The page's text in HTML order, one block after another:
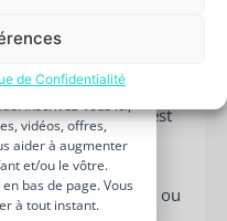
de Confidentialité
peuvent inclure :
: Lorsqu’un enfant
peut signifier qu’il est
d’une pause.
un moyen pour
inconfort, sa fatigue ou
PARENTAL
adresse email ne
Inscrivez-vous ici,
vidéos, offres,
aider à augmenter
et/ou le vôtre.
bas de page. Vous
à tout instant.